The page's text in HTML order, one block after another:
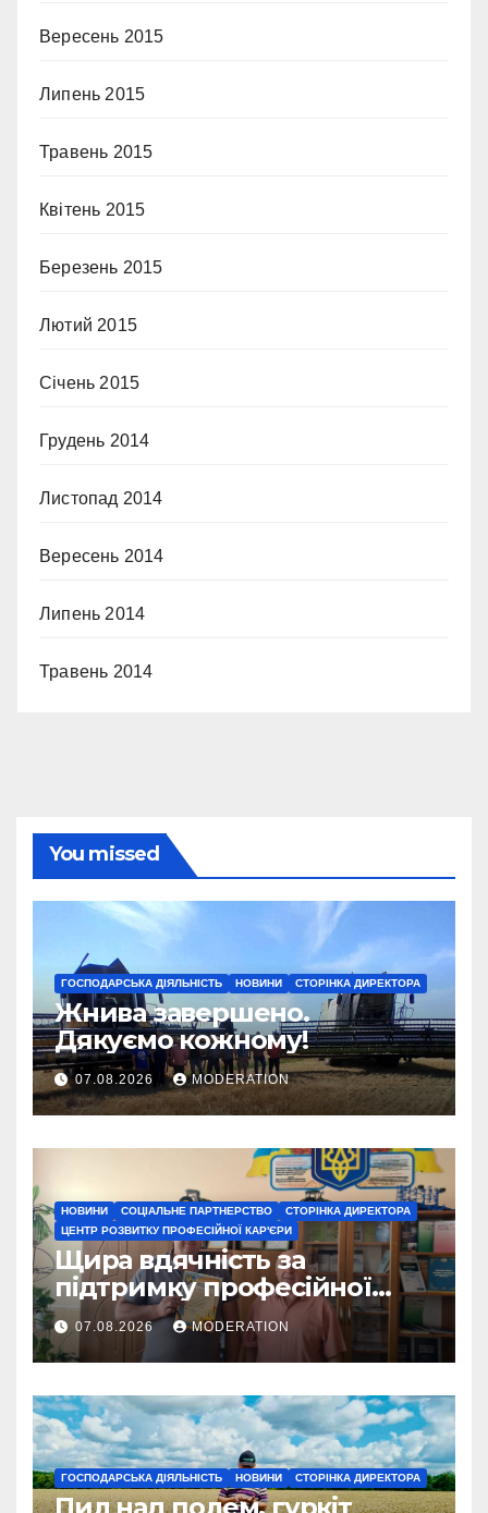
Вересень 2015
Липень 2015
Травень 2015
Квітень 2015
Березень 2015
Лютий 2015
Січень 2015
Грудень 2014
Листопад 2014
Вересень 2014
Липень 2014
Травень 2014
You missed
ГОСПОДАРСЬКА ДІЯЛЬНІСТЬ НОВИНИ СТОРІНКА ДИРЕКТОРА
Жнива завершено.
Дякуємо кожному!
07.08.2026 MODERATION
НОВИНИ СОЦІАЛЬНЕ ПАРТНЕРСТВО
СТОРІНКА ДИРЕКТОРА
ЦЕНТР РОЗВИТКУ ПРОФЕСІЙНОЇ КАР'ЄРИ
Щира вдячність за
підтримку професійної
освіти
07.08.2026 MODERATION
ГОСПОДАРСЬКА ДІЯЛЬНІСТЬ НОВИНИ СТОРІНКА ДИРЕКТОРА
Пил над полем, гуркіт